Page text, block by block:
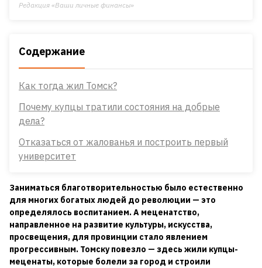
Редакция «Ваши личные финансы»
Содержание
Как тогда жил Томск?
Почему купцы тратили состояния на добрые
дела?
Отказаться от жалованья и построить первый
университет
Заниматься благотворительностью было естественно
для многих богатых людей до революции — это
определялось воспитанием. А меценатство,
направленное на развитие культуры, искусства,
просвещения, для провинции стало явлением
прогрессивным. Томску повезло — здесь жили купцы-
меценаты, которые болели за город и строили